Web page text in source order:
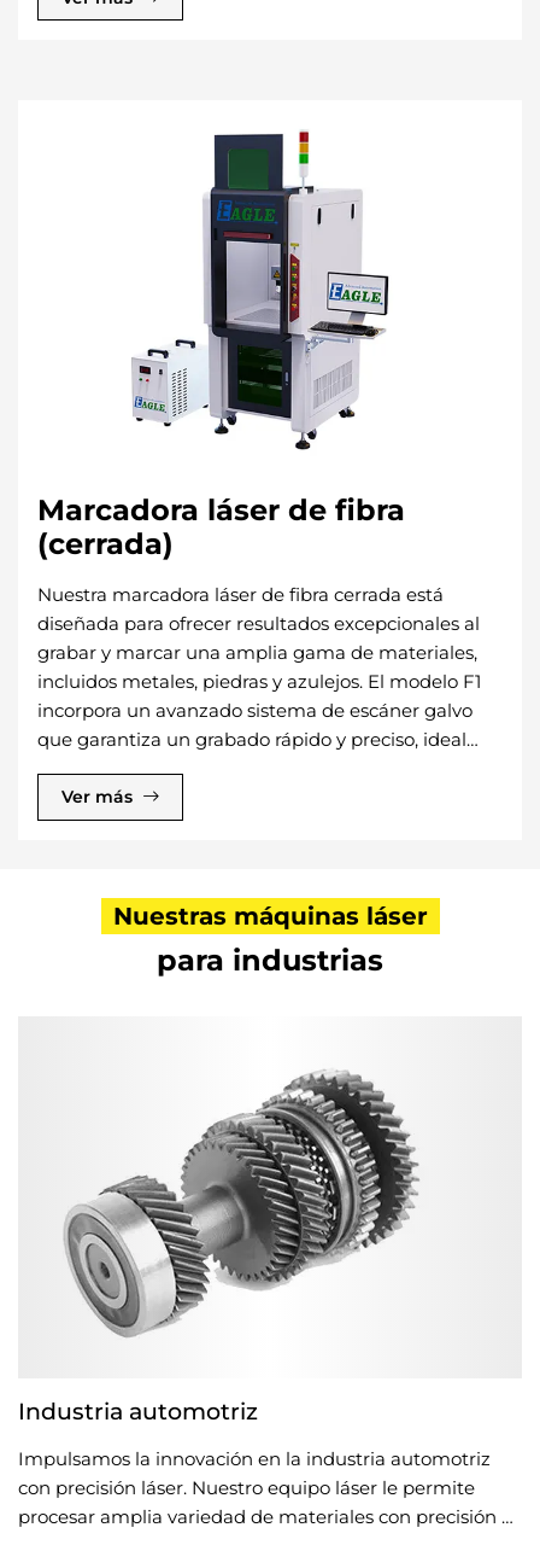
metros que facilita su uso incluso en trabajos al aire
Marcadora láser de fibra
(cerrada)
Nuestra marcadora láser de fibra cerrada está
diseñada para ofrecer resultados excepcionales al
grabar y marcar una amplia gama de materiales,
incluidos metales, piedras y azulejos. El modelo F1
incorpora un avanzado sistema de escáner galvo
que garantiza un grabado rápido y preciso, ideal
para satisfacer las demandas de producción más
exigentes.
Ver más
Nuestras máquinas láser
para industrias
Industria automotriz
Impulsamos la innovación en la industria automotriz
con precisión láser. Nuestro equipo láser le permite
procesar amplia variedad de materiales con precisión y